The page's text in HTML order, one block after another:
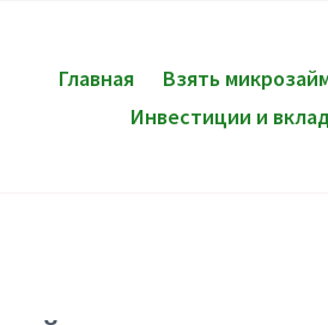
Главная Взять
Инвестиции и